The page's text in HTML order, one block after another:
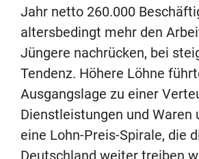
Jahr netto 260.000
altersbedingt mehr den
Jüngere nachrücken, bei
Tendenz. Höhere Löhne
Ausgangslage zu einer
Dienstleistungen und Waren
eine Lohn-Preis-Spirale, die
Deutschland weiter treiben